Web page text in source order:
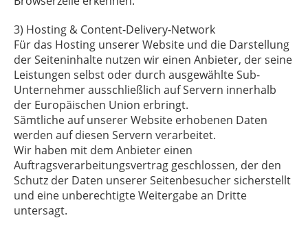
3) Hosting & Content-Delivery-Network
Für das Hosting unserer Website und die Darstellung
der Seiteninhalte nutzen wir einen Anbieter, der seine
Leistungen selbst oder durch ausgewählte Sub-
Unternehmer ausschließlich auf Servern innerhalb
der Europäischen Union erbringt.
Sämtliche auf unserer Website erhobenen Daten
werden auf diesen Servern verarbeitet.
Wir haben mit dem Anbieter einen
Auftragsverarbeitungsvertrag geschlossen, der den
Schutz der Daten unserer Seitenbesucher sicherstellt
und eine unberechtigte Weitergabe an Dritte
untersagt.